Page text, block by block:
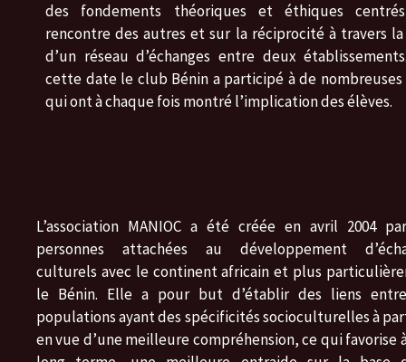
des fondements théoriques et éthiques
rencontre des autres et sur la réciprocité à travers
d’un réseau d’échanges entre deux
cette date le club Bénin a participé à de
qui ont à chaque fois montré l’implication des élèves.
L’association MANIOC a été créée en avril 2004
personnes attachées au développement
culturels avec le continent africain et plus
le Bénin. Elle a pour but d’établir des liens
populations ayant des spécificités socioculturelles à
en vue d’une meilleure compréhension, ce qui favorise